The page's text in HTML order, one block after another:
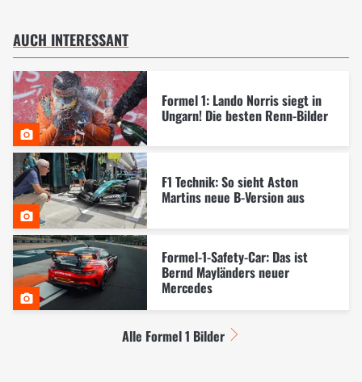
AUCH INTERESSANT
Formel 1: Lando Norris siegt in
Ungarn! Die besten Renn-Bilder
F1 Technik: So sieht Aston
Martins neue B-Version aus
Formel-1-Safety-Car: Das ist
Bernd Mayländers neuer
Mercedes
Alle Formel 1 Bilder